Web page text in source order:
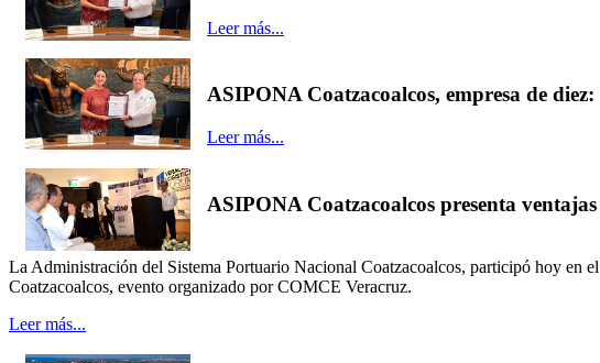
Leer más...
ASIPONA Coatzacoalcos, empresa de
Leer más...
ASIPONA Coatzacoalcos presenta
La Administración del Sistema Portuario Nacional Coatzacoalcos, participó hoy en el
Coatzacoalcos, evento organizado por COMCE Veracruz.
Leer más...